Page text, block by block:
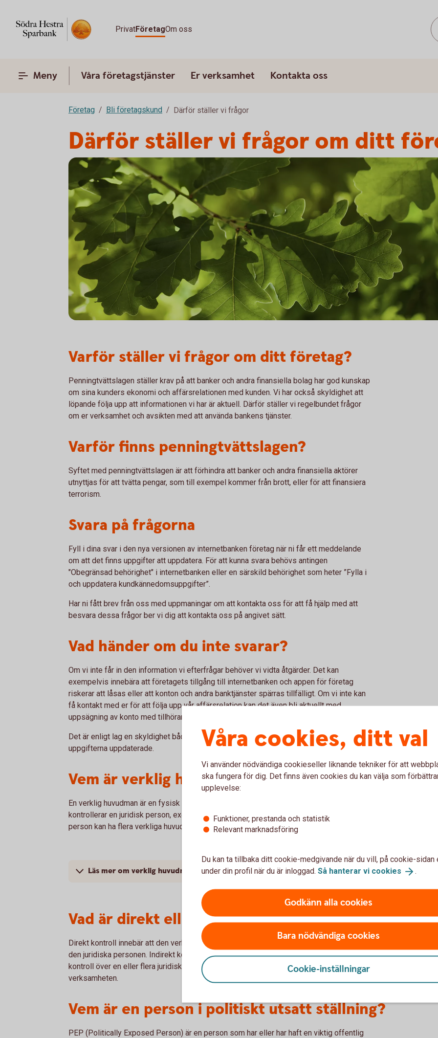
PrivatFöretagOm oss
Meny Våra företagstjänster Er verksamhet Kontakta oss
Företag Bli företagskund Därför ställer vi frågor
Därför ställer vi frågor om ditt
Varför ställer vi frågor om ditt företag?
Penningtvättslagen ställer krav på att banker och andra finansiella bolag har god kunskap
om sina kunders ekonomi och affärsrelationen med kunden. Vi har också skyldighet att
löpande följa upp att informationen vi har är aktuell. Därför ställer vi regelbundet frågor
om er verksamhet och avsikten med att använda bankens tjänster.
Varför finns penningtvättslagen?
Syftet med penningtvättslagen är att förhindra att banker och andra finansiella aktörer
utnyttjas för att tvätta pengar, som till exempel kommer från brott, eller för att finansiera
terrorism.
Svara på frågorna
Fyll i dina svar i den nya versionen av internetbanken företag när ni får ett meddelande
om att det finns uppgifter att uppdatera. För att kunna svara behövs antingen
"Obegränsad behörighet" i internetbanken eller en särskild behörighet som heter ”Fylla i
och uppdatera kundkännedomsuppgifter”.
Har ni fått brev från oss med uppmaningar om att kontakta oss för att få hjälp med att
besvara dessa frågor ber vi dig att kontakta oss på angivet sätt.
Vad händer om du inte svarar?
Om vi inte får in den information vi efterfrågar behöver vi vidta åtgärder. Det kan
exempelvis innebära att företagets tillgång till internetbanken och appen för företag
riskerar att låsas eller att konton och andra banktjänster spärras tillfälligt. Om vi inte kan
få kontakt med er för att följa upp vår affärsrelation kan det även bli aktuellt med
uppsägning av konto med tillhörande tjänster.
Det är enligt lag en skyldighet både för oss som bank och dig som kund att hålla
uppgifterna uppdaterade.
Vem är verklig huvudman?
En verklig huvudman är en fysisk person som ytterst, direkt eller indirekt, äger eller
kontrollerar en juridisk person, exempelvis ett aktiebolag eller en förening. En juridisk
person kan ha flera verkliga huvudmän.
Läs mer om verklig huvudman
Vad är direkt eller indirekt kontroll?
Direkt kontroll innebär att den verkliga huvudmannen har ett direkt ägande eller kontroll i
den juridiska personen. Indirekt kontroll innebär att den verkliga huvudmannen utövar
kontroll över en eller flera juridiska personer som i sin tur utövar kontroll över
verksamheten.
Vem är en person i politiskt utsatt ställning?
PEP (Politically Exposed Person) är en person som har eller har haft en viktig offentlig
Våra cookies, ditt val
Vi använder nödvändiga cookieseller liknande tekniker för att
ska fungera för dig. Det finns även cookies du kan välja som
upplevelse:
Funktioner, prestanda och statistik
Relevant marknadsföring
Du kan ta tillbaka ditt cookie-medgivande när du vill, på cookie-sidan
under din profil när du är inloggad. Så hanterar vi cookies .
Godkänn alla cookies
Bara nödvändiga cookies
Cookie-inställningar